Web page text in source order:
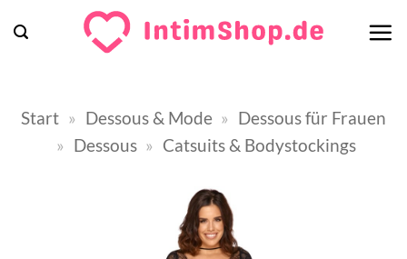
Inhalt
Start » Dessous & Mode » Dessous für Frauen
» Dessous » Catsuits & Bodystockings